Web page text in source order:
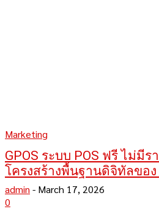
Marketing
GPOS ระบบ POS ฟรี ไม่มี
โครงสร้างพื้นฐานดิจิทัลของ
admin - March 17, 2026
0